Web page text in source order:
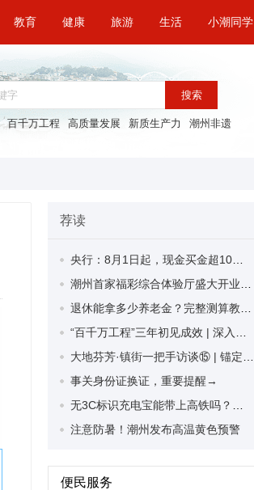
教育 健康 旅游 生活 小潮同学
搜索
百千万工程 高质量发展 新质生产力 潮州非遗
荐读
事关身份证换证，重要提醒→
注意防暑！潮州发布高温黄色预警
便民服务